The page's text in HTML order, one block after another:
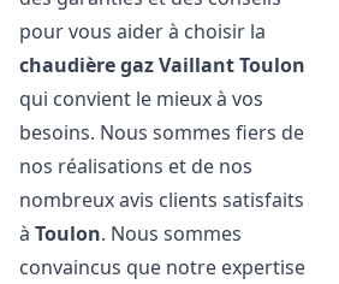
pour vous aider à choisir la
chaudière gaz VaillantToulon
qui convient le mieux à vos
besoins. Nous sommes fiers de
nos réalisations et de nos
nombreux avis clients satisfaits
àToulon. Nous sommes
convaincus que notre expertise